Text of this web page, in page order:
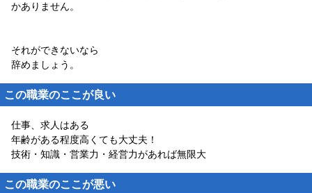
かありません。
それができないなら
辞めましょう。
この職業のここが良い
仕事、求人はある
年齢がある程度高くても大丈夫！
技術・知識・営業力・経営力があれば無限大
この職業のここが悪い